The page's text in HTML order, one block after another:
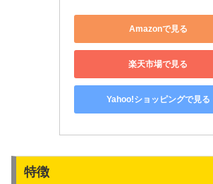
Amazonで見る
楽天市場で見る
Yahoo!ショッピングで見る
特徴